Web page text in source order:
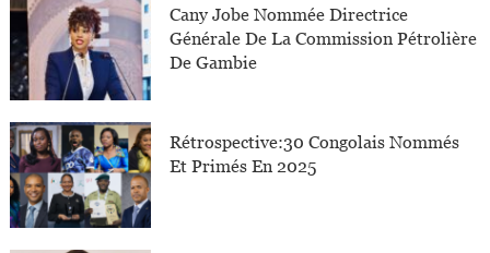
Cany Jobe Nommée Directrice
Générale De La Commission Pétrolière
De Gambie
Rétrospective:30 Congolais Nommés
Et Primés En 2025